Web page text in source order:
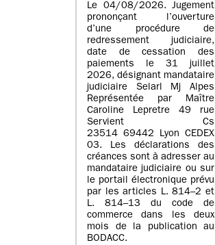
Le 04/08/2026. Jugement
prononçant l’ouverture
d’une procédure de
redressement judiciaire,
date de cessation des
paiements le 31 juillet
2026, désignant mandataire
judiciaire Selarl Mj Alpes
Représentée par Maître
Caroline Lepretre 49 rue
Servient Cs
23514 69442 Lyon CEDEX
03. Les déclarations des
créances sont à adresser au
mandataire judiciaire ou sur
le portail électronique prévu
par les articles L. 814–2 et
L. 814–13 du code de
commerce dans les deux
mois de la publication au
BODACC.